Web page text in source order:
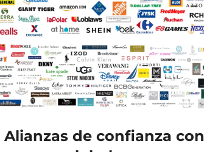
Alianzas de confianza con